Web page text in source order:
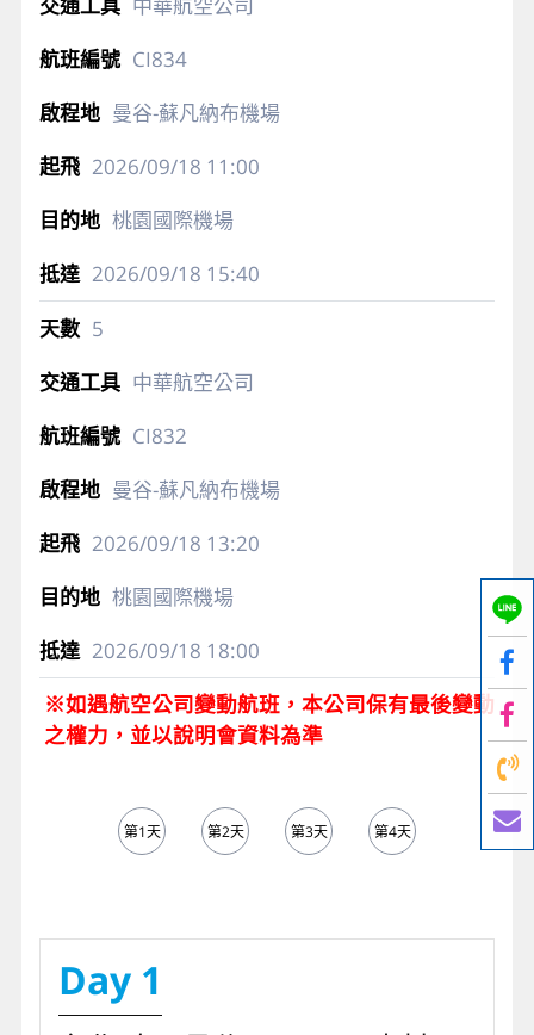
CI834
曼谷-蘇凡納布機場
2026/09/18 11:00
桃園國際機場
2026/09/18 15:40
5
中華航空公司
CI832
曼谷-蘇凡納布機場
2026/09/18 13:20
桃園國際機場
2026/09/18 18:00
※如遇航空公司變動航班，本公司保有最後變動
之權力，並以說明會資料為準
第1天 第2天 第3天 第4天 第5天
Day 1